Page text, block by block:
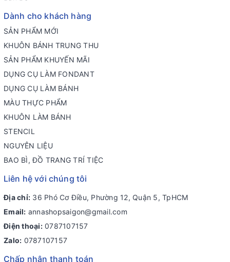
Dành cho khách hàng
SẢN PHẨM MỚI
KHUÔN BÁNH TRUNG THU
SẢN PHẨM KHUYẾN MÃI
DỤNG CỤ LÀM FONDANT
DỤNG CỤ LÀM BÁNH
MÀU THỰC PHẨM
KHUÔN LÀM BÁNH
STENCIL
NGUYÊN LIỆU
BAO BÌ, ĐỒ TRANG TRÍ TIỆC
Liên hệ với chúng tôi
Địa chỉ: 36 Phó Cơ Điều, Phường 12, Quận 5, TpHCM
Email: annashopsaigon@gmail.com
Điện thoại: 0787107157
Zalo: 0787107157
Chấp nhận thanh toán